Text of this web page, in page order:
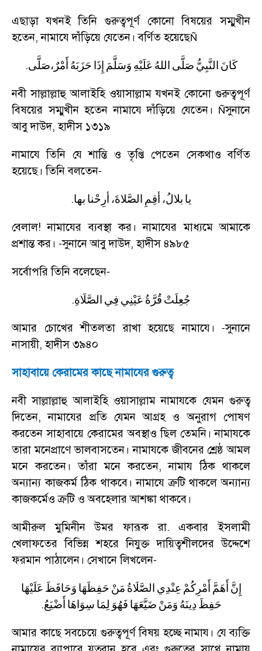
এছাড়া যখনই তিনি গুরুত্বপূর্ণ কোনো বিষয়ের সম্মুখীন
হতেন,নামাযে দাঁড়িয়ে যেতেন। বর্ণিত হয়েছেÑ
كَانَ النَّبِيُّ صَلَّى اللهُ عَلَيْهِ وَسَلَّمَ إِذَا حَزَبَهُ أَمْرٌ،صَلَّى.
নবী সাল্লাল্লাহু আলাইহি ওয়াসাল্লাম যখনই কোনো গুরুত্বপূর্ণ
বিষয়ের সম্মুখীন হতেন নামাযে দাঁড়িয়ে যেতেন।
Ñসুনানে
আবু দাউদ,হাদীস ১৩১৯
নামাযে তিনি যে শান্তি ও তৃপ্তি পেতেন সেকথাও বর্ণিত
হয়েছে। তিনি বলতেন-
يا بلالُ، أقِمِ الصَّلاةَ، أرِحْنا بها.
বেলাল! নামাযের ব্যবস্থা কর। নামাযের মাধ্যমে আমাকে
প্রশান্ত কর। -সুনানে আবু দাউদ,হাদীস ৪৯৮৫
সর্বোপরি তিনি বলেছেন-
جُعِلَتْ قُرَّةُ عَيْنِي فِي الصَّلَاةِ.
আমার চোখের শীতলতা রাখা হয়েছে নামাযে। -সুনানে
নাসায়ী,হাদীস ৩৯৪০
সাহাবায়ে কেরামের কাছে নামাযের গুরুত্ব
নবী সাল্লাল্লাহু আলাইহি ওয়াসাল্লাম নামাযকে যেমন গুরুত্ব
দিতেন,নামাযের প্রতি যেমন আগ্রহ ও অনুরাগ পোষণ
করতেন সাহাবায়ে কেরামের অবস্থাও ছিল তেমনি। নামাযকে
তারা মনেপ্রাণে ভালবাসতেন। নামাযকে জীবনের শ্রেষ্ঠ আমল
মনে করতেন। তাঁরা মনে করতেন,নামায ঠিক থাকলে
অন্যান্য কাজকর্ম ঠিক থাকবে। নামাযে ত্রুটি থাকলে অন্যান্য
কাজকর্মেও ত্রুটি ও অবহেলার আশঙ্কা থাকবে।
আমীরুল মুমিনীন উমর ফারূক রা. একবার ইসলামী
খেলাফতের বিভিন্ন শহরে নিযুক্ত দায়িত্বশীলদের উদ্দেশে
ফরমান পাঠালেন। সেখানে লিখলেন-
إِنَّ أَهَمَّ أَمْرِكُمْ عِنْدِي الصَّلَاةُ مَنْ حَفِظَهَا وَحَافَظَ عَلَيْهَا
حَفِظَ دِينَهُ وَمَنْ ضَيَّعَهَا فَهُوَ لِمَا سِوَاهَا أَضْيَعُ.
আমার কাছে সবচেয়ে গুরুত্বপূর্ণ বিষয় হচ্ছে নামায। যে ব্যক্তি